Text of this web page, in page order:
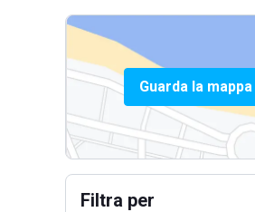
Guarda la mappa
Filtra per